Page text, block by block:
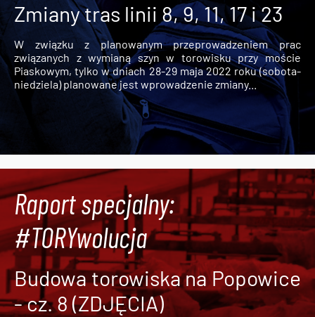
Zmiany tras linii 8, 9, 11, 17 i 23
W związku z planowanym przeprowadzeniem prac
związanych z wymianą szyn w torowisku przy moście
Piaskowym, tylko w dniach 28-29 maja 2022 roku (sobota-
niedziela) planowane jest wprowadzenie zmiany...
Raport specjalny:
#TORYwolucja
Budowa torowiska na Popowice
- cz. 8 (ZDJĘCIA)